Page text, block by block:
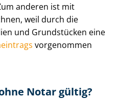
anderen ist mit
weil durch die
und Grundstücken eine
vorgenommen
Notar gültig?